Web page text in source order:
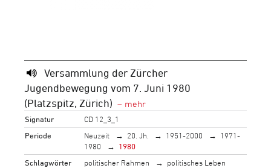
Versammlung der Zürcher
Jugendbewegung vom 7. Juni 1980
(Platzspitz, Zürich)
Signatur
CD 12_3_1
Periode
Neuzeit 20. Jh. 1951-2000
1971-
1980
1980
Schlagwörter
politischer Rahmen
politisches Leben